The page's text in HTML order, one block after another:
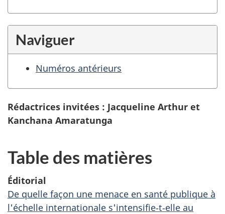
Naviguer
Numéros antérieurs
Rédactrices invitées : Jacqueline Arthur et
Kanchana Amaratunga
Table des matières
Éditorial
De quelle façon une menace en santé publique à
l'échelle internationale s'intensifie‑t‑elle au